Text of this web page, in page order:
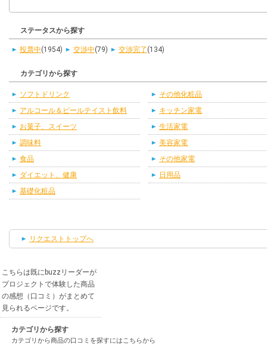
ステータスから探す
投票中(1954) 交渉中(79) 交渉完了 (134)
カテゴリから探す
ソフトドリンク
アルコール＆ビールテイスト飲料
お菓子、スイーツ
調味料
食品
ダイエット、健康
基礎化粧品
その他化粧品
キッチン家電
生活家電
美容家電
その他家電
日用品
リクエストトップへ
こちらは既にbuzzリーダーが
プロジェクトで体験した商品
の感想（口コミ）がまとめて
見られるページです。
カテゴリから探す
カテゴリから商品の口コミを探すにはこちらから